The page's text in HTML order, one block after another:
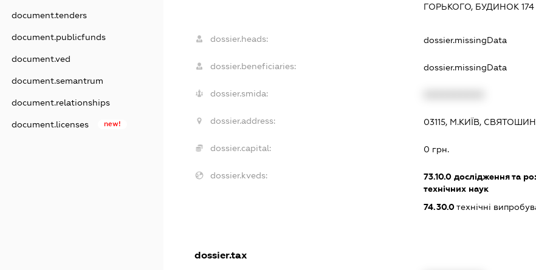
document.tenders
document.publicfunds
document.ved
document.semantrum
document.relationships
document.licenses new!
ГОРЬКОГО, БУДИНОК 174
dossier.heads: dossier.missingData
dossier.beneficiaries: dossier.missingData
dossier.smida:
dossier.address: 03115, М.КИЇВ,
dossier.capital: 0 грн.
dossier.kveds: 73.10.0 дослідження та
технічних наук
74.30.0технічні
dossier.tax